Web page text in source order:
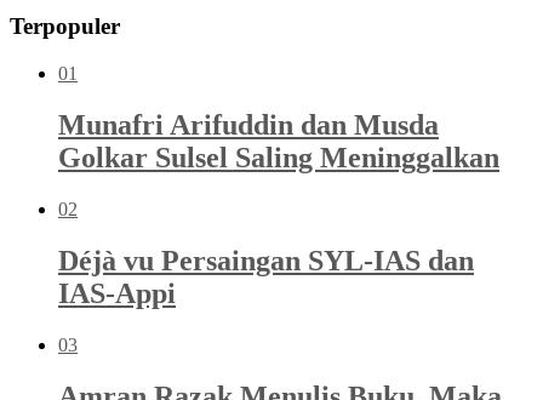
Terpopuler
01
Munafri Arifuddin dan Musda
Golkar Sulsel Saling Meninggalkan
02
Déjà vu Persaingan SYL-IAS dan
IAS-Appi
03